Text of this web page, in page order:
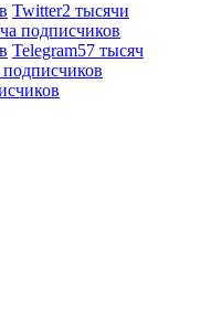
Twitter2 тысячи
подписчиков
Telegram57 тысяч